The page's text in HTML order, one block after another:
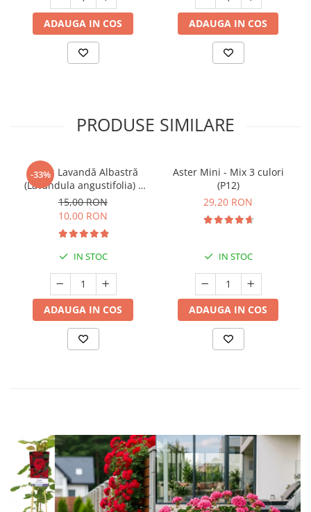
ADAUGA IN COS ADAUGA IN COS
PRODUSE SIMILARE
-33%
Butaș Lavandă Albastră
(Lavandula angustifolia) -
Înrădăcinat
15,00 RON
10,00 RON
IN STOC
ADAUGA IN COS
Aster Mini - Mix 3 culori
(P12)
29,20 RON
IN STOC
ADAUGA IN COS